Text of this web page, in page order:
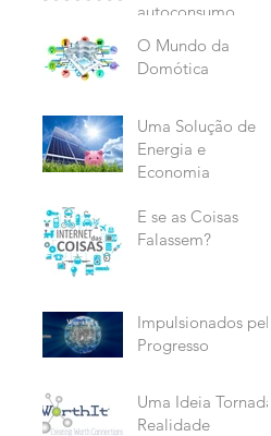
autoconsumo
O Mundo da
Domótica
Uma Solução de
Energia e
Economia
E se as Coisas
Falassem?
Impulsionados pelo
Progresso
Uma Ideia Tornada
Realidade